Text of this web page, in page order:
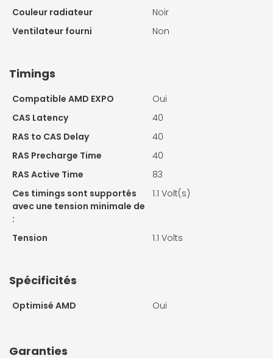
Couleur radiateur
Noir
Ventilateur fourni
Non
Timings
Compatible AMD EXPO
Oui
CAS Latency
40
RAS to CAS Delay
40
RAS Precharge Time
40
RAS Active Time
83
Ces timings sont supportés
avec une tension minimale de
:
1.1 Volt(s)
Tension 1.1 Volts
Spécificités
Optimisé AMD Oui
Garanties